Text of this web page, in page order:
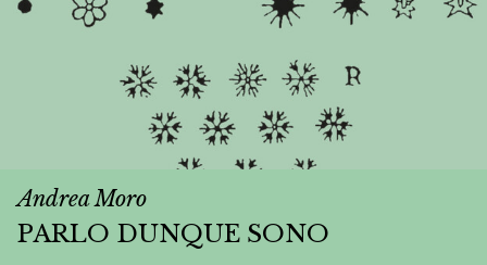
Andrea Moro
PARLO DUNQUE SONO